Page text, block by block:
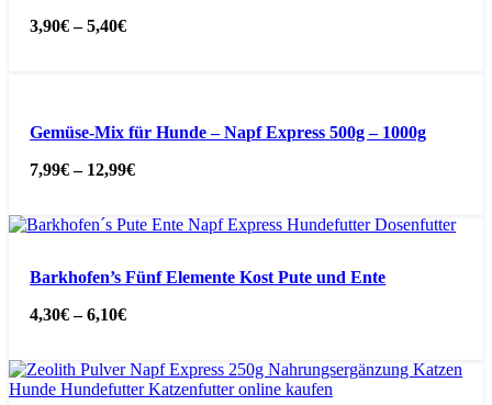
3,90€–5,40€
Gemüse-Mix für Hunde – Napf Express 500g – 1000g
7,99€– 12,99€
Barkhofen’s Fünf Elemente Kost Pute und Ente
4,30€–6,10€